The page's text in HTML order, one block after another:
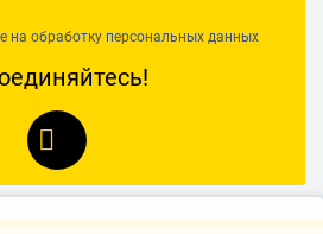
на обработку персональных данных